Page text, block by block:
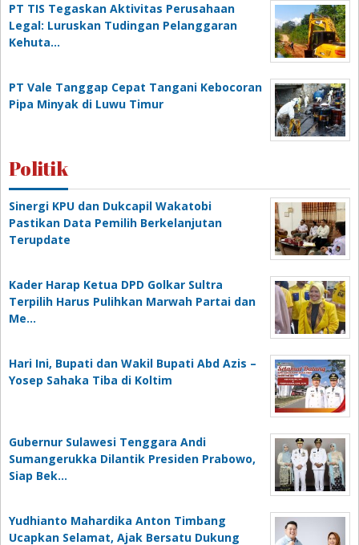
PT TIS Tegaskan Aktivitas Perusahaan
Legal: Luruskan Tudingan Pelanggaran
Kehuta…
PT Vale Tanggap Cepat Tangani Kebocoran
Pipa Minyak di Luwu Timur
Politik
Sinergi KPU dan Dukcapil Wakatobi
Pastikan Data Pemilih Berkelanjutan
Terupdate
Kader Harap Ketua DPD Golkar Sultra
Terpilih Harus Pulihkan Marwah Partai dan
Me…
Hari Ini, Bupati dan Wakil Bupati Abd Azis –
Yosep Sahaka Tiba di Koltim
Gubernur Sulawesi Tenggara Andi
Sumangerukka Dilantik Presiden Prabowo,
Siap Bek…
Yudhianto Mahardika Anton Timbang
Ucapkan Selamat, Ajak Bersatu Dukung